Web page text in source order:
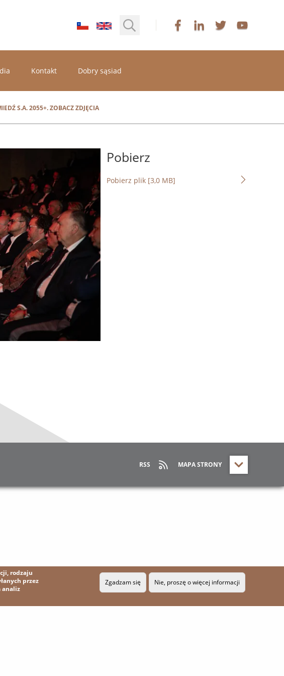
Kontakt Dobry sąsiad
S.A. 2055+. ZOBACZ ZDJĘCIA
Pobierz
Pobierz plik [3,0 MB]
RSS MAPA STRONY
rodzaju
przez
analiz
Zgadzam się Nie, proszę o więcej informacji